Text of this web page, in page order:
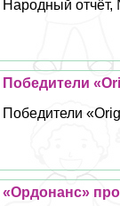
Народный
Победители
Победители
«Ордонанс»